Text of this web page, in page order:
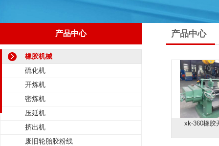
产品中心
橡胶机械
硫化机
开炼机
密炼机
压延机
挤出机
废旧轮胎胶粉线
产品中心
xk-360橡胶